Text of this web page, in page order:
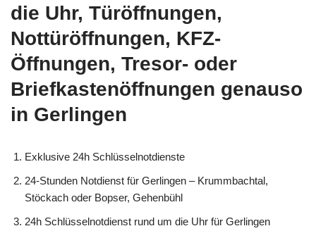
die Uhr, Türöffnungen,
Nottüröffnungen, KFZ-
Öffnungen, Tresor- oder
Briefkastenöffnungen genauso
in Gerlingen
Exklusive 24h Schlüsselnotdienste
24-Stunden Notdienst für Gerlingen – Krummbachtal,
Stöckach oder Bopser, Gehenbühl
24h Schlüsselnotdienst rund um die Uhr für Gerlingen